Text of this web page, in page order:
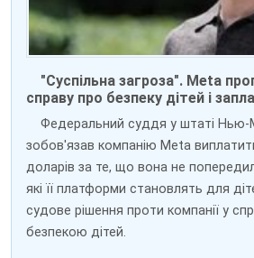
"Суспільна загроза". Meta
справу про безпеку дітей і
Федеральний суддя у штаті Нью-
зобов'язав компанію Meta
доларів за те, що вона не
які її платформи становлять для
судове рішення проти компанії у
безпекою дітей.